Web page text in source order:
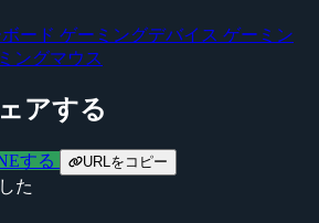
ード ゲーミングデバイス ゲーミン
ングマウス
アする
する URLをコピー
た